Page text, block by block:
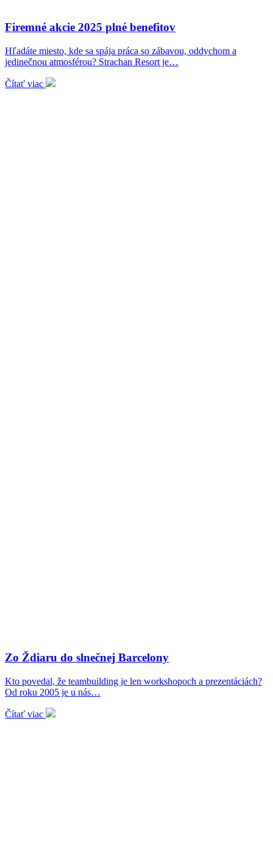
Firemné akcie 2025 plné benefitov
Hľadáte miesto, kde sa spája práca so zábavou, oddychom a
jedinečnou atmosférou? Strachan Resort je…
Čítať viac
Zo Ždiaru do slnečnej Barcelony
Kto povedal, že teambuilding je len workshopoch a prezentáciách?
Od roku 2005 je u nás…
Čítať viac